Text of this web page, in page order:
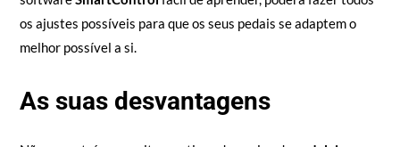
os ajustes possíveis para que os seus pedais se adaptem o
melhor possível a si.
As suas desvantagens